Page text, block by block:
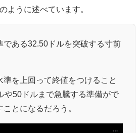
ように述べています。
である32.50ドルを突破する寸前
準を上回って終値をつけること
や50ドルまで急騰する準備がで
とになるだろう。